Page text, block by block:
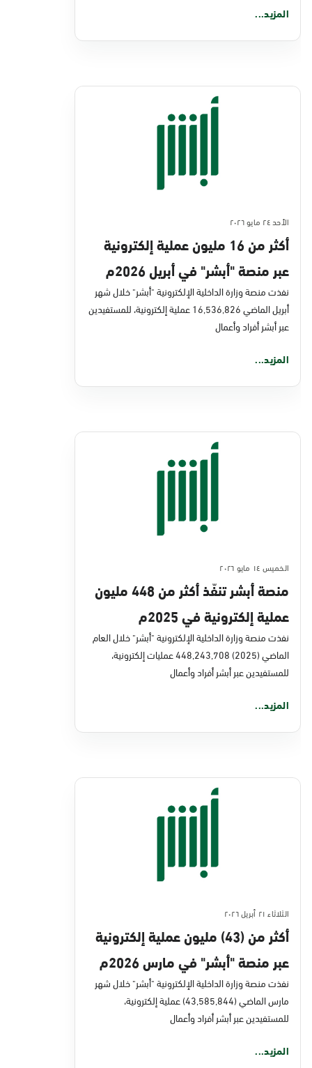
المزيد...
الأحد ٢٤ مايو ٢٠٢٦
أكثر من 16 مليون عملية إلكترونية
عبر منصة "أبشر" في أبريل 2026م
نفذت منصة وزارة الداخلية الإلكترونية "أبشر" خلال شهر
أبريل الماضي 16,536,826 عملية إلكترونية، للمستفيدين
عبر أبشر أفراد وأعمال
المزيد...
الخميس ١٤ مايو ٢٠٢٦
منصة أبشر تنفّذ أكثر من 448 مليون
عملية إلكترونية في 2025م
نفذت منصة وزارة الداخلية الإلكترونية "أبشر" خلال العام
الماضي (2025) 448,243,708 عمليات إلكترونية،
للمستفيدين عبر أبشر أفراد وأعمال
المزيد...
الثلاثاء ٢١ أبريل ٢٠٢٦
أكثر من (43) مليون عملية إلكترونية
عبر منصة "أبشر" في مارس 2026م
نفذت منصة وزارة الداخلية الإلكترونية "أبشر" خلال شهر
مارس الماضي (43,585,844) عملية إلكترونية،
للمستفيدين عبر أبشر أفراد وأعمال
المزيد...